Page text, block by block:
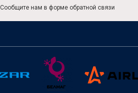
Сообщите нам в форме обратной связи